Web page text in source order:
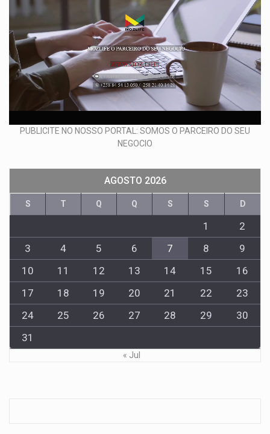
PUBLICITE NO NOSSO PORTAL: SOMOS O PARCEIRO DO SEU
NEGOCIO
AGOSTO 2026
S T Q Q S S D
1
2
3
4 5 6 7 8
9
10
11 12 13 14 15
16
17
18 19 20 21 22
23
24
25 26 27 28 29
30
31
« Jul